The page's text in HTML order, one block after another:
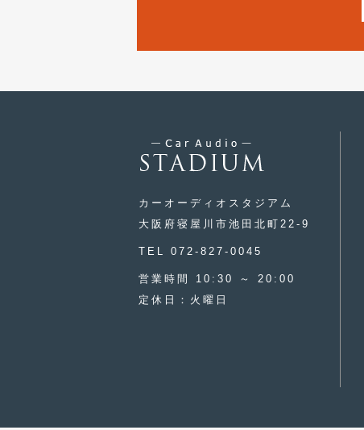
カーオーディオスタジアム
大阪府寝屋川市池田北町22-9
TEL 072-827-0045
営業時間 10:30 ～ 20:00
定休日：火曜日